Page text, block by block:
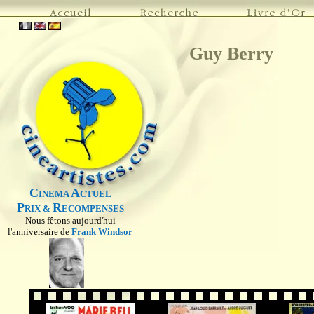
CINEMAACTUEL
PRIX & RECOMPENSES
Nous fêtons aujourd'hui
l'anniversaire de Frank Windsor
Guy Berry